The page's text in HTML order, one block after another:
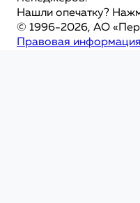
Нашли опечатку?
© 1996-2026, АО
Правовая информация